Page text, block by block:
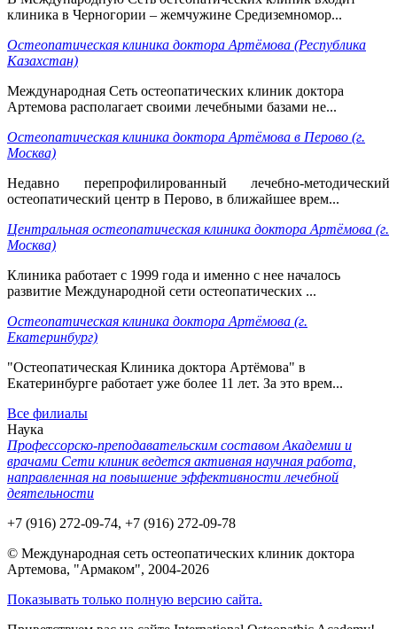
клиника в Черногории – жемчужине Средиземномор...
Остеопатическая клиника доктора Артёмова (Республика
Казахстан)
Международная Сеть остеопатических клиник доктора
Артемова располагает своими лечебными базами не...
Остеопатическая клиника доктора Артёмова в Перово (г.
Москва)
Недавно перепрофилированный лечебно-методический
остеопатический центр в Перово, в ближайшее врем...
Центральная остеопатическая клиника доктора Артёмова (г.
Москва)
Клиника работает с 1999 года и именно с нее началось
развитие Международной сети остеопатических ...
Остеопатическая клиника доктора Артёмова (г.
Екатеринбург)
"Остеопатическая Клиника доктора Артёмова" в
Екатеринбурге работает уже более 11 лет. За это врем...
Все филиалы
Наука
Профессорско-преподавательским составом Академии и
врачами Сети клиник ведется активная научная работа,
направленная на повышение эффективности лечебной
деятельности
+7 (916) 272-09-74, +7 (916) 272-09-78
© Международная сеть остеопатических клиник доктора
Артемова, "Армаком", 2004-2026
Показывать только полную версию сайта.